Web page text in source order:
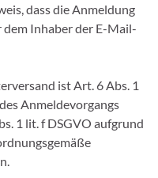
dass die Anmeldung
Inhaber der E-Mail-
ist Art. 6 Abs. 1
Anmeldevorgangs
1 lit. f DSGVO aufgrund